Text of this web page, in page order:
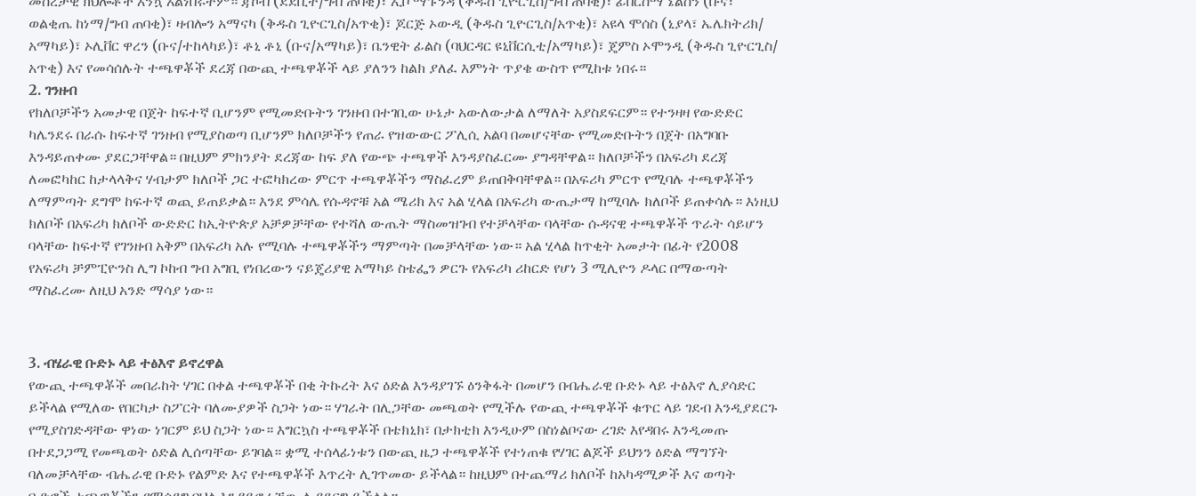
ወልቂጤ ከነማ/ግብ ጠባቂ)፣ ዛብሎን አማናካ (ቅዱስ ጊዮርጊስ/አጥቂ)፣ ጆርጅ ኦውዲ (ቅዱስ ጊዮርጊስ/አጥቂ)፣ አዩላ ሞሰስ (ኒያላ፣ ኤሌክትሪክ/
አማካይ)፣ ኦሊቨር ዋረን (ቡና/ተከላካይ)፣ ቶኒ ቶኒ (ቡና/አማካይ)፣ ቤንዊት ፊልስ (ባህርዳር ዩኒቨርሲቲ/አማካይ)፣ ጄምስ ኦሞንዲ (ቅዱስ ጊዮርጊስ/
አጥቂ) እና የመሳሰሉት ተጫዋቾች ደረጃ በውጪ ተጫዋቾች ላይ ያለንን ከልክ ያለፈ እምነት ጥያቄ ውስጥ የሚከቱ ነበሩ።
2. ገንዘብ
የክለቦቻችን አመታዊ በጀት ከፍተኛ ቢሆንም የሚመድቡትን ገንዘብ በተገቢው ሁኔታ አውለውታል ለማለት አያስደፍርም። የተንዛዛ የውድድር
ካሌንደሩ በራሱ ከፍተኛ ገንዘብ የሚያስወጣ ቢሆንም ክለቦቻችን የጠራ የዝውውር ፖሊሲ አልባ በመሆናቸው የሚመድቡትን በጀት በአግባቡ
እንዳይጠቀሙ ያደርጋቸዋል። በዚህም ምክንያት ደረጃው ከፍ ያለ የውጭ ተጫዋች እንዳያስፈርሙ ያግዳቸዋል። ክለቦቻችን በአፍሪካ ደረጃ
ለመፎካከር ከታላላቅና ሃብታም ክለቦች ጋር ተፎካክረው ምርጥ ተጫዋቾችን ማስፈረም ይጠበቅባቸዋል። በአፍሪካ ምርጥ የሚባሉ ተጫዋቾችን
ለማምጣት ደግሞ ከፍተኛ ወጪ ይጠይቃል። እንደ ምሳሌ የሱዳኖቹ አል ሜሪክ እና አል ሂላል በአፍሪካ ውጤታማ ከሚባሉ ክለቦች ይጠቀሳሉ። እነዚህ
ክለቦች በአፍሪካ ክለቦች ውድድር ከኢትዮጵያ አቻዎቻቸው የተሻለ ውጤት ማስመዝገብ የተቻላቸው ባላቸው ሱዳናዊ ተጫዋቾች ጥራት ሳይሆን
ባላቸው ከፍተኛ የገንዘብ አቅም በአፍሪካ አሉ የሚባሉ ተጫዋቾችን ማምጣት በመቻላቸው ነው። አል ሂላል ከጥቂት አመታት በፊት የ2008
የአፍሪካ ቻምፒዮንስ ሊግ ኮከብ ግብ አግቢ የነበረውን ናይጄሪያዊ አማካይ ስቴፌን ዎርጉ የአፍሪካ ሪከርድ የሆነ 3 ሚሊዮን ዶላር በማውጣት
ማስፈረሙ ለዚህ አንድ ማሳያ ነው።
3. ብሄራዊ ቡድኑ ላይ ተፅእኖ ይኖረዋል
የውጪ ተጫዋቾች መበራከት ሃገር በቀል ተጫዋቾች በቂ ትኩረት እና ዕድል እንዳያገኙ ዕንቅፋት በመሆን በብሔራዊ ቡድኑ ላይ ተፅእኖ ሊያሳድር
ይችላል የሚለው የበርካታ ስፖርት ባለሙያዎች ስጋት ነው። ሃገራት በሊጋቸው መጫወት የሚችሉ የውጪ ተጫዋቾች ቁጥር ላይ ገደብ እንዲያደርጉ
የሚያስገድዳቸው ዋነው ነገርም ይህ ስጋት ነው። እግርኳስ ተጫዋቾች በቴክኒክ፣ በታክቲክ እንዲሁም በስነልቦናው ረገድ እየዳበሩ እንዲመጡ
በተደጋጋሚ የመጫወት ዕድል ሊሰጣቸው ይገባል። ቋሚ ተሰላፊነቱን በውጪ ዜጋ ተጫዋቾች የተነጠቁ የሃገር ልጆች ይህንን ዕድል ማግኘት
ባለመቻላቸው ብሔራዊ ቡድኑ የልምድ እና የተጫዋቾች እጥረት ሊገጥመው ይችላል። ከዚህም በተጨማሪ ክለቦች ከአካዳሚዎች እና ወጣት